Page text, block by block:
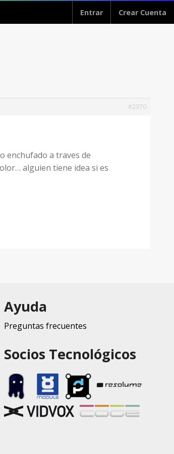
Entrar Crear Cuenta
#2370
enchufado a traves de
alguien tiene idea si es
Ayuda
Preguntas frecuentes
Socios Tecnológicos